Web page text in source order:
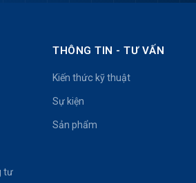
tư
THÔNG TIN - TƯ VẤN
Kiến thức kỹ thuật
Sự kiện
Sản phẩm